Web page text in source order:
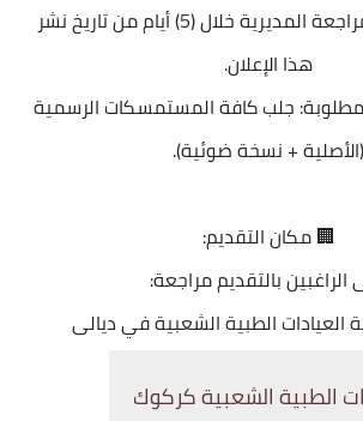
* الفترة الزمنية: مراجعة المديرية خلال (5) أيام من تاريخ نشر
هذا الإعلان.
جلب كافة المستمسكات الرسمية
(الأصلية + نسخة ضوئية).
🏢 مكان التقديم:
بالتقديم مراجعة:
العيادات الطبية الشعبية في ديالى
الطبية الشعبية كركوك